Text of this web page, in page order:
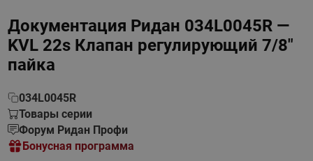
Документация Ридан 034L0045R —
KVL 22s Клапан регулирующий 7/8"
пайка
034L0045R
Товары серии
Форум Ридан Профи
Бонусная программа